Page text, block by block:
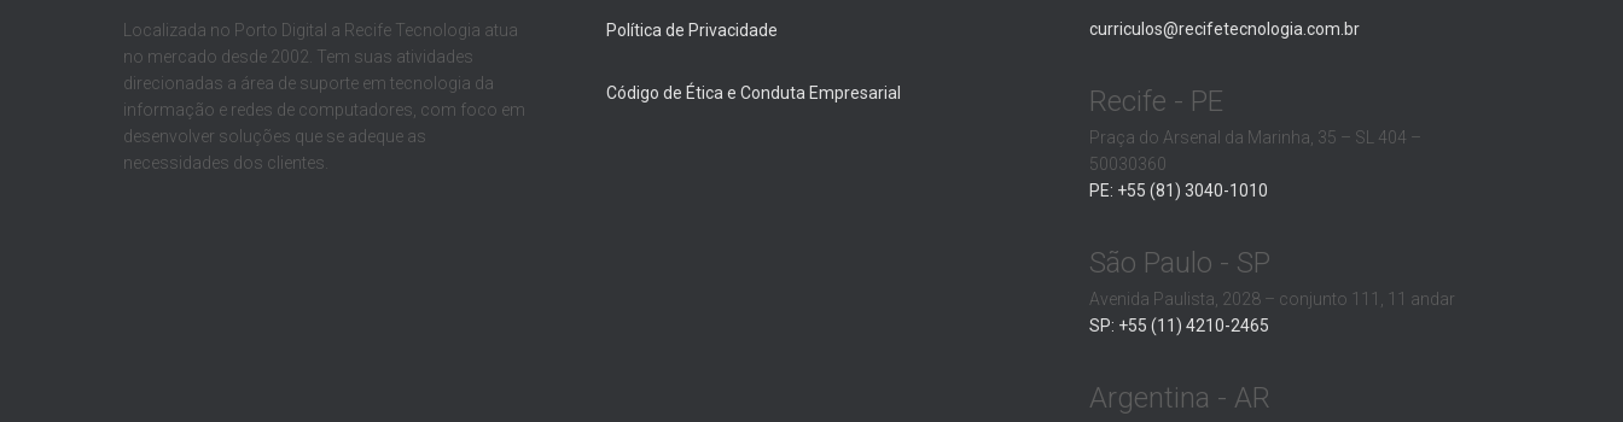
Localizada no Porto Digital a Recife Tecnologia atua
no mercado desde 2002. Tem suas atividades
direcionadas a área de suporte em tecnologia da
informação e redes de computadores, com foco em
desenvolver soluções que se adeque as
necessidades dos clientes.
Política de Privacidade
Código de Ética e Conduta Empresarial
curriculos@recifetecnologia.com.br
Recife - PE
Praça do Arsenal da Marinha, 35 – SL 404 –
50030360
PE: +55 (81) 3040-1010
São Paulo - SP
Avenida Paulista, 2028 – conjunto 111, 11 andar
SP: +55 (11) 4210-2465
Argentina - AR